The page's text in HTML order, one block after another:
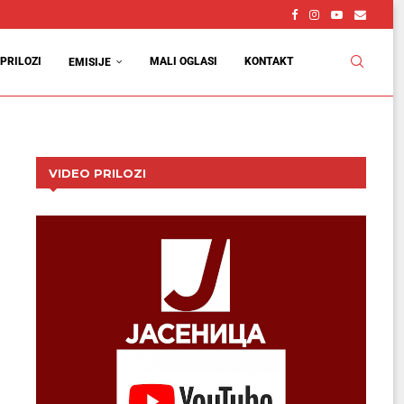
PRILOZI EMISIJE MALI OGLASI KONTAKT
VIDEO PRILOZI